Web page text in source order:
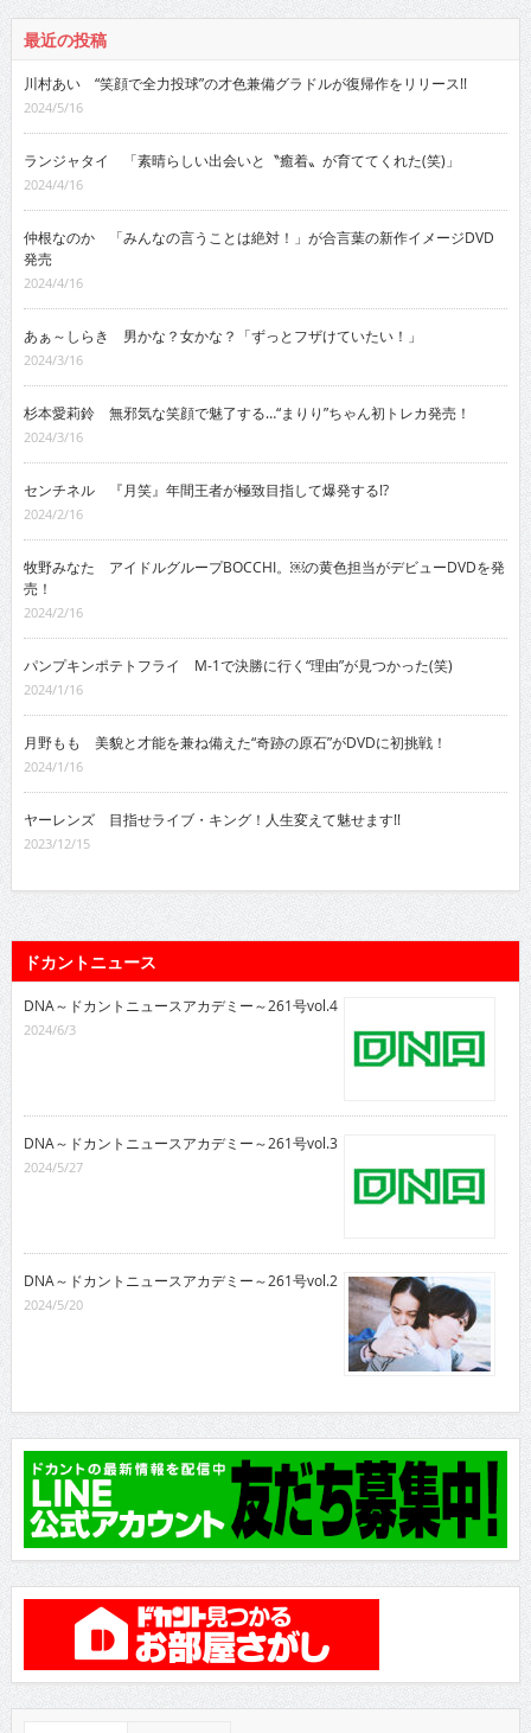
最近の投稿
川村あい “笑顔で全力投球”の才色兼備グラドルが復帰作をリリース!!
2024/5/16
ランジャタイ 「素晴らしい出会いと〝癒着〟が育ててくれた(笑)」
2024/4/16
仲根なのか 「みんなの言うことは絶対！」が合言葉の新作イメージDVD
発売
2024/4/16
あぁ～しらき 男かな？女かな？「ずっとフザけていたい！」
2024/3/16
杉本愛莉鈴 無邪気な笑顔で魅了する…“まりり”ちゃん初トレカ発売！
2024/3/16
センチネル 『月笑』年間王者が極致目指して爆発する!?
2024/2/16
牧野みなた アイドルグループBOCCHI。￼の黄色担当がデビューDVDを発
売！
2024/2/16
パンプキンポテトフライ M-1で決勝に行く“理由”が見つかった(笑)
2024/1/16
月野もも 美貌と才能を兼ね備えた“奇跡の原石”がDVDに初挑戦！
2024/1/16
ヤーレンズ 目指せライブ・キング！人生変えて魅せます!!
2023/12/15
ドカントニュース
DNA～ドカントニュースアカデミー～261号vol.4
2024/6/3
DNA～ドカントニュースアカデミー～261号vol.3
2024/5/27
DNA～ドカントニュースアカデミー～261号vol.2
2024/5/20